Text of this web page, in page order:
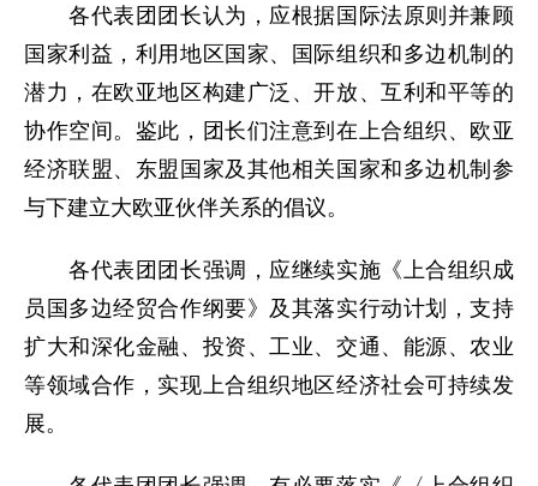
各代表团团长认为，应根据国际法原则并兼顾
国家利益，利用地区国家、国际组织和多边机制的
潜力，在欧亚地区构建广泛、开放、互利和平等的
协作空间。鉴此，团长们注意到在上合组织、欧亚
经济联盟、东盟国家及其他相关国家和多边机制参
与下建立大欧亚伙伴关系的倡议。
各代表团团长强调，应继续实施《上合组织成
员国多边经贸合作纲要》及其落实行动计划，支持
扩大和深化金融、投资、工业、交通、能源、农业
等领域合作，实现上合组织地区经济社会可持续发
展。